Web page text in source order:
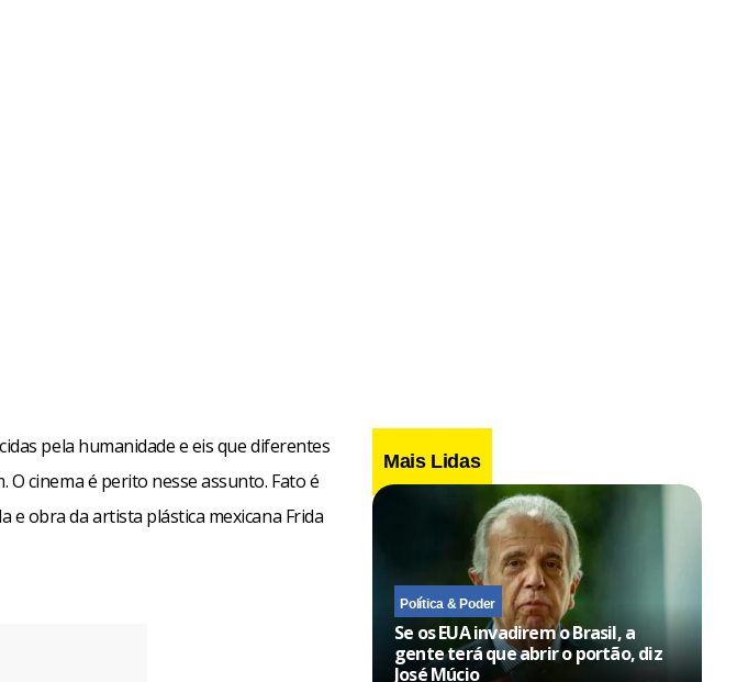
pela humanidade e eis que diferentes
cinema é perito nesse assunto. Fato é
e obra da artista plástica mexicana Frida
Mais Lidas
Política & Poder
Se os EUA invadirem o Brasil, a
gente terá que abrir o portão, diz
José Múcio